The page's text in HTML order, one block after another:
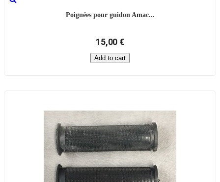
Poignées pour guidon Amac...
15,00 €
Add to cart